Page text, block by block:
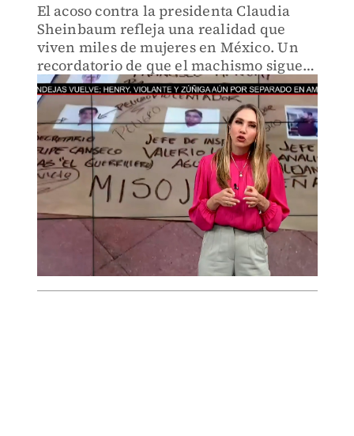
El acoso contra la presidenta Claudia
Sheinbaum refleja una realidad que
viven miles de mujeres en México. Un
recordatorio de que el machismo sigue
presente y de que es necesario
denunciarlo siempre.